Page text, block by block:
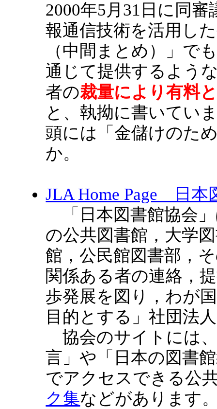
2000年5月31日に同
報通信技術を活用し
（中間まとめ）」で
通じて提供するよう
者の裁量により有料
と、執拗に書いてい
頭には「金儲けのた
か。
JLA Home Page 日本
「日本図書館協会
の公共図書館，大学
館，公民館図書部，
関係ある者の連絡，
歩発展を図り，わが
目的とする」社団法
協会のサイトには
言」や「日本の図書
でアクセスできる公
ク集などがあります